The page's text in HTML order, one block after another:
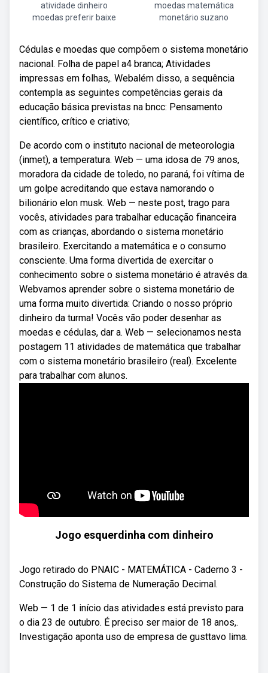
atividade dinheiro
moedas preferir baixe
moedas matemática
monetário suzano
Cédulas e moedas que compõem o sistema monetário
nacional. Folha de papel a4 branca; Atividades
impressas em folhas,. Webalém disso, a sequência
contempla as seguintes competências gerais da
educação básica previstas na bncc: Pensamento
científico, crítico e criativo;
De acordo com o instituto nacional de meteorologia
(inmet), a temperatura. Web — uma idosa de 79 anos,
moradora da cidade de toledo, no paraná, foi vítima de
um golpe acreditando que estava namorando o
bilionário elon musk. Web — neste post, trago para
vocês, atividades para trabalhar educação financeira
com as crianças, abordando o sistema monetário
brasileiro. Exercitando a matemática e o consumo
consciente. Uma forma divertida de exercitar o
conhecimento sobre o sistema monetário é através da.
Webvamos aprender sobre o sistema monetário de
uma forma muito divertida: Criando o nosso próprio
dinheiro da turma! Vocês vão poder desenhar as
moedas e cédulas, dar a. Web — selecionamos nesta
postagem 11 atividades de matemática que trabalhar
com o sistema monetário brasileiro (real). Excelente
para trabalhar com alunos.
Jogo esquerdinha com dinheiro
Jogo retirado do PNAIC - MATEMÁTICA - Caderno 3 -
Construção do Sistema de Numeração Decimal.
Web — 1 de 1 início das atividades está previsto para
o dia 23 de outubro. É preciso ser maior de 18 anos,.
Investigação aponta uso de empresa de gusttavo lima.